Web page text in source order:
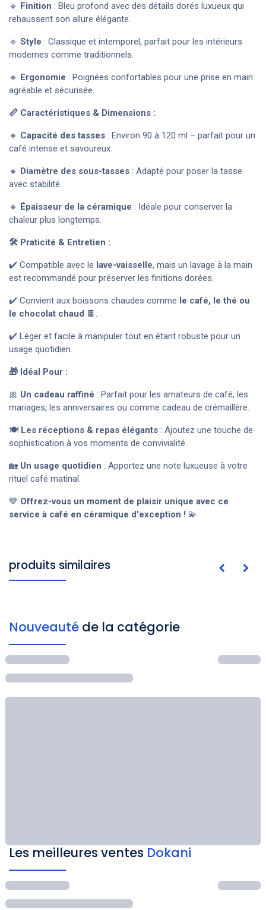
🔹 Finition : Bleu profond avec des détails dorés luxueux qui
rehaussent son allure élégante.
🔹 Style : Classique et intemporel, parfait pour les intérieurs
modernes comme traditionnels.
🔹 Ergonomie : Poignées confortables pour une prise en main
agréable et sécurisée.
📏 Caractéristiques & Dimensions :
🔸 Capacité des tasses : Environ 90 à 120 ml – parfait pour un
café intense et savoureux.
🔸 Diamètre des sous-tasses : Adapté pour poser la tasse
avec stabilité.
🔸 Épaisseur de la céramique : Idéale pour conserver la
chaleur plus longtemps.
🛠️ Praticité & Entretien :
✔️ Compatible avec le lave-vaisselle, mais un lavage à la main
est recommandé pour préserver les finitions dorées.
✔️ Convient aux boissons chaudes comme le café, le thé ou
le chocolat chaud 🍫.
✔️ Léger et facile à manipuler tout en étant robuste pour un
usage quotidien.
🎁 Idéal Pour :
🎀 Un cadeau raffiné : Parfait pour les amateurs de café, les
mariages, les anniversaires ou comme cadeau de crémaillère.
🍽 Les réceptions & repas élégants : Ajoutez une touche de
sophistication à vos moments de convivialité.
🏡 Un usage quotidien : Apportez une note luxueuse à votre
rituel café matinal.
💙 Offrez-vous un moment de plaisir unique avec ce
service à café en céramique d'exception ! 💫
produits similaires
Nouveauté de la catégorie
Les meilleures ventes Dokani